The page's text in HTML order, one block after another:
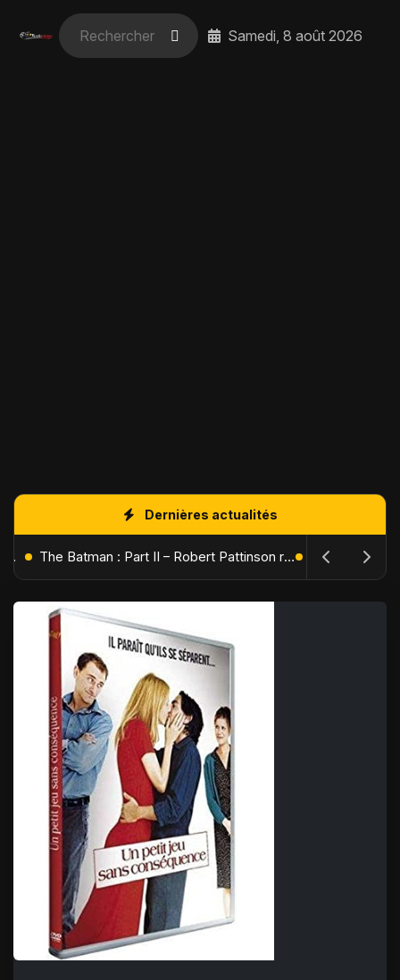
Samedi, 8 août 2026
Dernières actualités
L'Âge de Glace : Le Réveil du Volcan – Manny, Sid et Diego de retour pour une aventure explosive The Batman : Part II – Robert Pattinson replonge dans les ténèbres de Gotham dès octobre 2027